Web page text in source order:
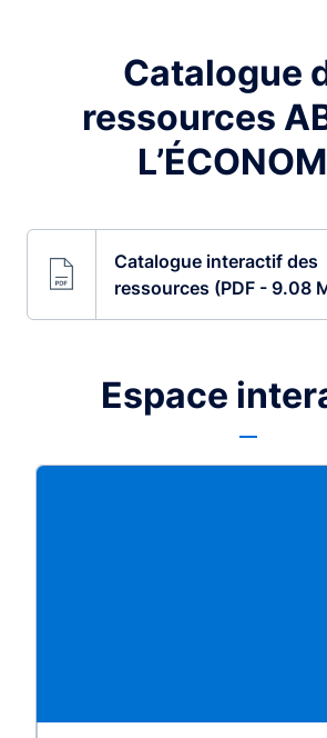
Catalogue
ressources
Catalogue interactif des
ressources (PDF - 9.08
Espace